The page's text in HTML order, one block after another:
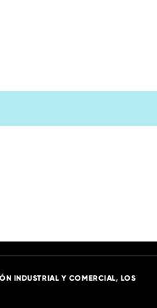
INDUSTRIAL Y COMERCIAL, LOS